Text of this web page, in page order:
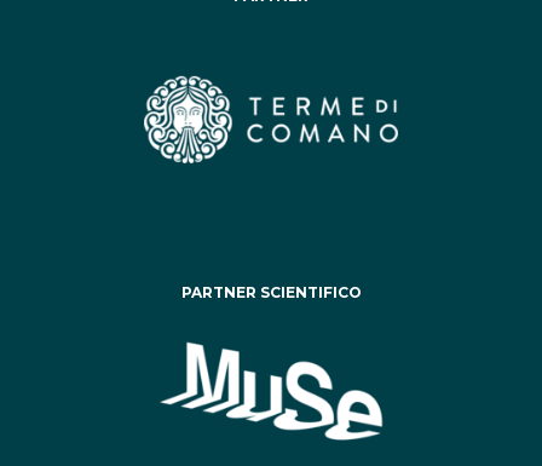
PARTNER SCIENTIFICO